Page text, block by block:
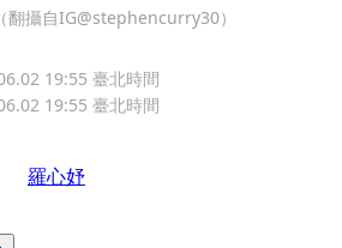
翻攝自IG@stephencurry30）
19:55 臺北時間
19:55 臺北時間
羅心妤